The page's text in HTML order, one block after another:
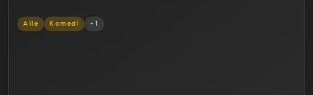
Aile Komedi +1